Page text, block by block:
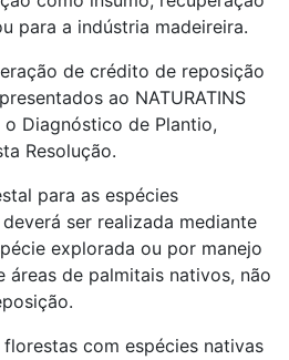
para a indústria madeireira.
de crédito de reposição
ao NATURATINS
Diagnóstico de Plantio,
Resolução.
para as espécies
ser realizada mediante
explorada ou por manejo
áreas de palmitais nativos, não
com espécies nativas